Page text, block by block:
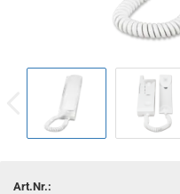
Art.Nr.: